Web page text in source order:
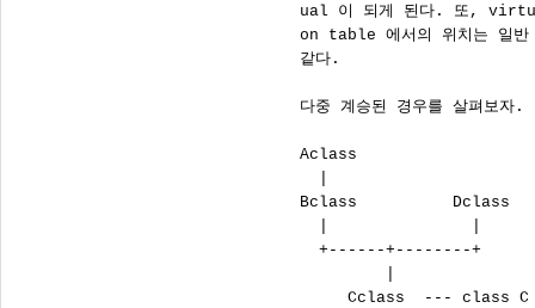
ual 이 되게 된다. 또,
on table 에서의 위치는 일반
      같다.
      다중 계승된 경우를 살펴보자.
      Aclass
      Bclass          Dclass
        +------+--------+
Cclass  --- class